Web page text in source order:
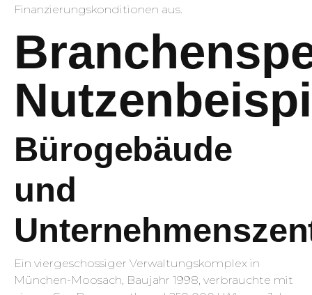
Finanzierungskonditionen aus.
Bürogebäude
und
Ein viergeschossiger Verwaltungskomplex in
München-Moosach, Baujahr 1998, verbrauchte mit